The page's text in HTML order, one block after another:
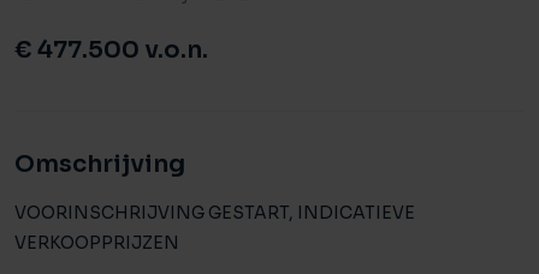
€ 477.500 v.o.n.
Omschrijving
VOORINSCHRIJVING GESTART, INDICATIEVE
VERKOOPPRIJZEN